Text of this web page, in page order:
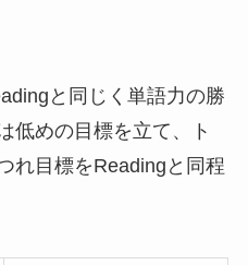
と同じく単語力の勝
低めの目標を立て、ト
れ目標をReadingと同程